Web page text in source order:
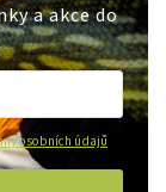
a akce do
osobních údajů